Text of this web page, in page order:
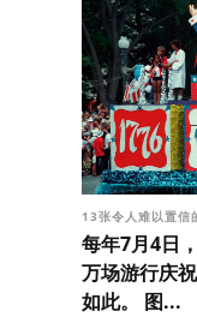
13张令人难以置信
每年7月4日
万场游行庆
如此。 图...